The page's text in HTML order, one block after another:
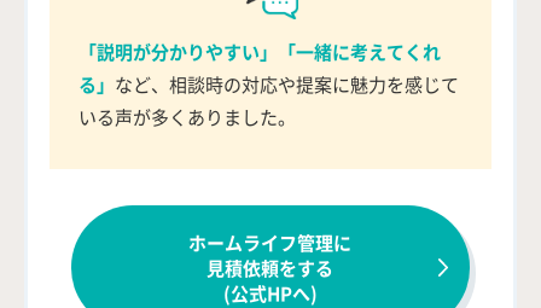
「説明が分かりやすい」「一緒に考えてくれ
る」 など、相談時の対応や提案に魅力を感じて
いる声が多くありました。
ホームライフ管理に
見積依頼をする
(公式HPへ)